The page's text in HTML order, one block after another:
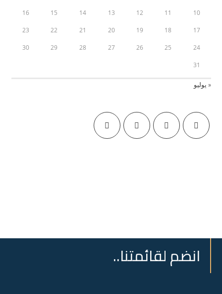
10
11
12
13
14
15
16
17
18
19
20
21
22
23
24
25
26
27
28
29
30
31
« يوليو
انضم لقائمتنا..